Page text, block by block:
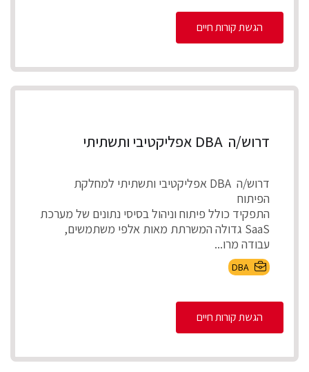
מוודא ניהול תקין של בסיס הנתונים לרבות בניית ...
הגשת קורות חיים
דרוש/ה DBA אפליקטיבי ותשתיתי
דרוש/ה DBA אפליקטיבי ותשתיתי למחלקת
הפיתוח
התפקיד כולל פיתוח וניהול בסיסי נתונים של מערכת
SaaS גדולה המשרתת מאות אלפי משתמשים,
עבודה מרו...
DBA
הגשת קורות חיים